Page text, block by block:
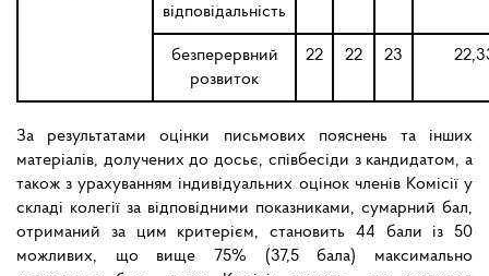
відповідальність
безперервний
розвиток
22 22 23
За результатами оцінки письмових пояснень та інших
матеріалів, долучених до досьє, співбесіди з кандидатом, а
також з урахуванням індивідуальних оцінок членів Комісії у
складі колегії за відповідними показниками, сумарний бал,
отриманий за цим критерієм, становить 44 бали із 50
можливих, що вище 75% (37,5 бала) максимально